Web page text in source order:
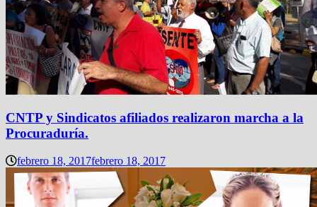
CNTP y Sindicatos afiliados realizaron marcha a la
Procuraduría.
febrero 18, 2017febrero 18, 2017